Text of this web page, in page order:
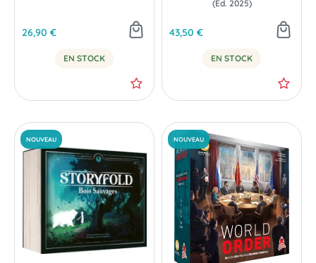
26,90 €
EN STOCK
(Éd. 2025)
43,50 €
EN STOCK